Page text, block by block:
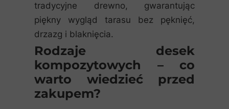
tradycyjne drewno, gwarantując
piękny wygląd tarasu bez pęknięć,
drzazg i blaknięcia.
Rodzaje desek
kompozytowych – co
warto wiedzieć przed
zakupem?